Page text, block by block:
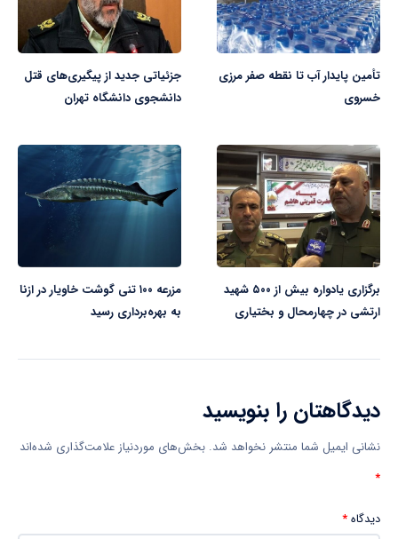
تأمین پایدار آب تا نقطه صفر مرزی
خسروی
جزئیاتی جدید از پیگیری‌های قتل
دانشجوی دانشگاه تهران
برگزاری یادواره بیش از ۵۰۰ شهید
ارتشی در چهارمحال و بختیاری
مزرعه ۱۰۰ تنی گوشت خاویار در ازنا
به بهره‌برداری رسید
دیدگاهتان را بنویسید
نشانی ایمیل شما منتشر نخواهد شد. بخش‌های موردنیاز علامت‌گذاری شده‌اند
*
دیدگاه*